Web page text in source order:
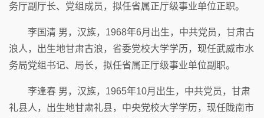
务厅副厅长、党组成员，拟任省属正厅级事业单位正职。
李国清 男，汉族，1968年6月出生，中共党员，甘肃古
浪人，出生地甘肃古浪，省委党校大学学历，现任武威市水
务局党组书记、局长，拟任省属正厅级事业单位副职。
李逢春 男，汉族，1965年10月出生，中共党员，甘肃
礼县人，出生地甘肃礼县，中央党校大学学历，现任陇南市